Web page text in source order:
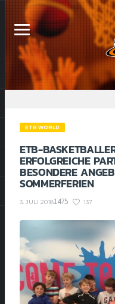
ETB WORLD
ETB-
ERFOLGREICHE
BESONDERE
SOMMERFERIEN
3. JULI 20181475 137